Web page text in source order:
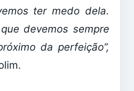
ter medo dela.
devemos sempre
da perfeição”,